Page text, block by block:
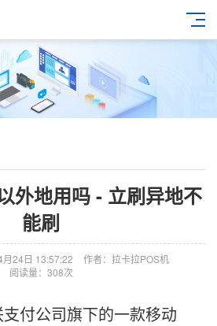
外地用吗 - 立刷异地不
能刷
24日 13:57:22
作者：拉卡拉POS机
阅读量：308次
付公司旗下的一款移动